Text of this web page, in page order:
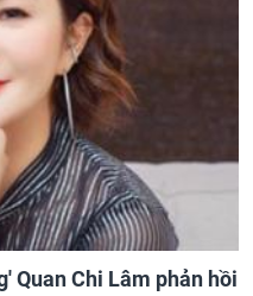
Quan Chi Lâm phản hồi